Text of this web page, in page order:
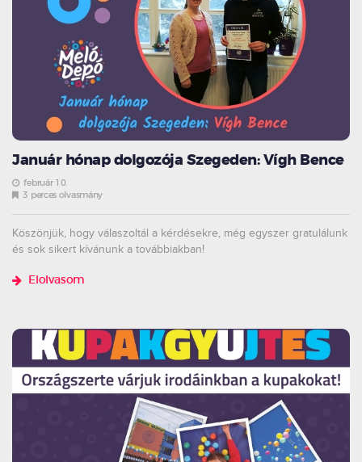
Január hónap dolgozója Szegeden: Vígh Bence
február 10.
3 perces olvasmány
Köszönjük, hogy válaszoltál a kérdésekre, még egyszer gratulálunk
és sok sikert kívánunk a továbbiakban!
Elolvasom